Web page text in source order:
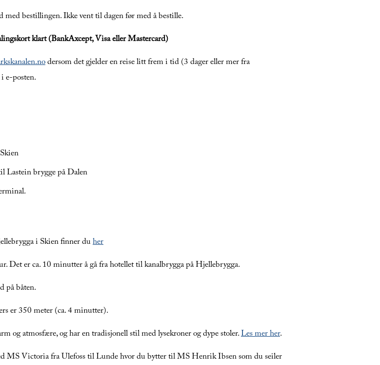
med bestillingen. Ikke vent til dagen før med å bestille.
klart (BankAxcept, Visa eller Mastercard)
dersom det gjelder en reise litt frem i tid (3 dager eller mer fra
e-posten.
Lastein brygge på Dalen
i Skien finner duher
Det er ca. 10 minutter å gå fra hotellet til kanalbrygga på Hjellebrygga.
på båten.
er 350 meter (ca. 4 minutter).
og atmosfære, og har en tradisjonell stil med lysekroner og dype stoler.Les mer her.
MS Victoria fra Ulefoss til Lunde hvor du bytter til MS Henrik Ibsen som du seiler